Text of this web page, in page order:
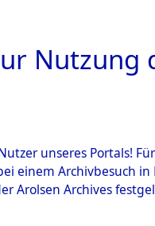
Nutzung
unseres Portals!
einem Archivbesuch
Arolsen Archives